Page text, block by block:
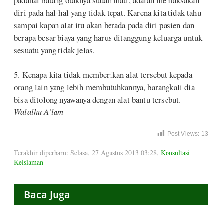
diri pada hal-hal yang tidak tepat. Karena kita tidak tahu
sampai kapan alat itu akan berada pada diri pasien dan
berapa besar biaya yang harus ditanggung keluarga untuk
sesuatu yang tidak jelas.
5. Kenapa kita tidak memberikan alat tersebut kepada
orang lain yang lebih membutuhkannya, barangkali dia
bisa ditolong nyawanya dengan alat bantu tersebut.
Walalhu A’lam
Post Views: 13
Terakhir diperbaru: Selasa, 27 Agustus 2013 03:28, Konsultasi
Keislaman
Baca Juga